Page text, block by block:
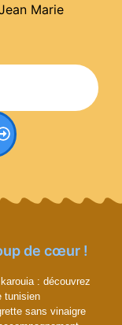
Marie
de cœur !
: découvrez
tunisien
sans vinaigre